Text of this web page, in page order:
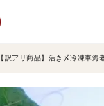
【訳アリ商品】活き〆冷凍車